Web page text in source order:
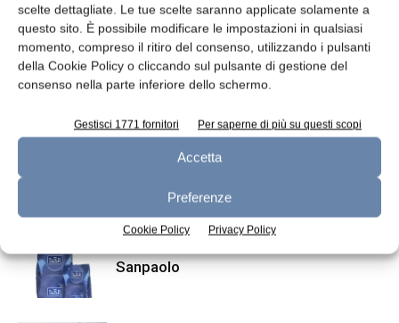
scelte dettagliate. Le tue scelte saranno applicate solamente a
questo sito. È possibile modificare le impostazioni in qualsiasi
momento, compreso il ritiro del consenso, utilizzando i pulsanti
della Cookie Policy o cliccando sul pulsante di gestione del
consenso nella parte inferiore dello schermo.
Gestisci 1771 fornitori Per saperne di più su questi scopi
Accetta
Preferenze
Cookie Policy Privacy Policy
Articolo precedente
Il polacco Twaróg wędzony è
STG
Nuovo CEO per AEB Group
ALTRO DALL'AUTORE
Sanpaolo